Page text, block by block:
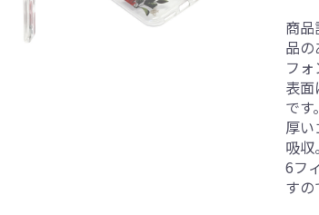
カー
商
品
フォ
表
です。
厚
吸収。
6フ
すの